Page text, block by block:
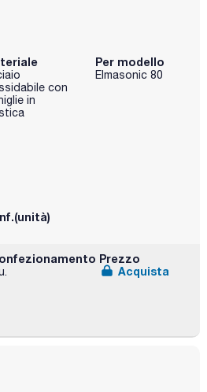
con
in
Per modello
Elmasonic 80
Prezzo
Acquista